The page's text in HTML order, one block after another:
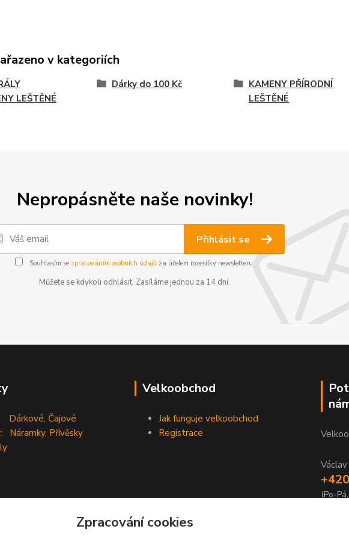
v kategoriích
LEŠTĚNÉ
Dárky do 100 Kč
KAMENY PŘÍRODNÍ
LEŠTĚNÉ
Nepropásněte naše novinky!
Přihlásit se
Souhlasím se zpracováním osobních údajůza účelem rozesílky newsletteru.
Můžete se kdykoli odhlásit. Zasíláme jednou za 14 dní.
Dárkové, Čajové
Náramky, Přívěsky
Velkoobchod
Jak funguje velkoobchod
Registrace
(Po-
Zpracování cookies